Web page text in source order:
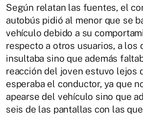
Según relatan las fuentes, el
autobús pidió al menor que se
vehículo debido a su
respecto a otros usuarios, a los
insultaba sino que además
reacción del joven estuvo lejos
esperaba el conductor, ya que
apearse del vehículo sino que
seis de las pantallas con las